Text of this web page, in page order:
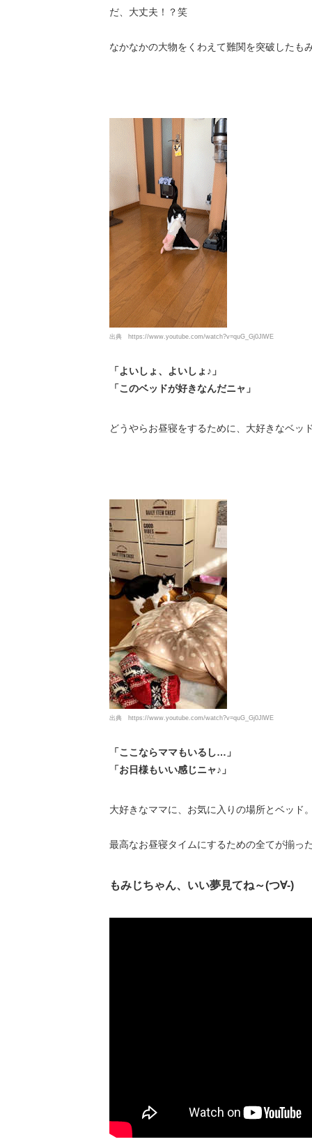
だ、大丈夫！？笑
なかなかの大物をくわえて難関を突破したも
出典 https://www.youtube.com/watch?v=quG_Gj0JlWE
「よいしょ、よいしょ♪」
「このベッドが好きなんだニャ」
どうやらお昼寝をするために、大好きなベッ
出典 https://www.youtube.com/watch?v=quG_Gj0JlWE
「ここならママもいるし…」
「お日様もいい感じニャ♪」
大好きなママに、お気に入りの場所とベッド。
最高なお昼寝タイムにするための全てが揃っ
もみじちゃん、いい夢見てね～(つ∀-)